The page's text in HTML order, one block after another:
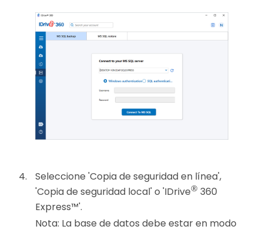
Seleccione 'Copia de seguridad en línea',
'Copia de seguridad local' o 'IDrive® 360
Express™'.
Nota: La base de datos debe estar en modo